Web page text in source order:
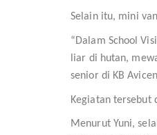
Selain itu, mini
“Dalam School
liar di hutan,
senior di KB
Kegiatan tersebut
Menurut Yuni,